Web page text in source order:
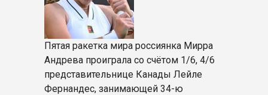
Пятая ракетка мира россиянка Мирра
Андрева проиграла со счётом 1/6, 4/6
представительнице Канады Лейле
Фернандес, занимающей 34-ю